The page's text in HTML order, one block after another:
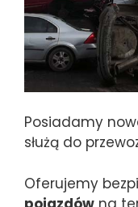
Posiadamy
służą do
Oferujemy